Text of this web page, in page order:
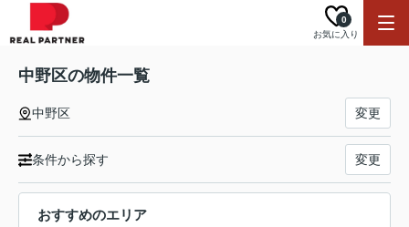
お気に入り
0
中野区の物件一覧
中野区 変更
条件から探す 変更
おすすめのエリア